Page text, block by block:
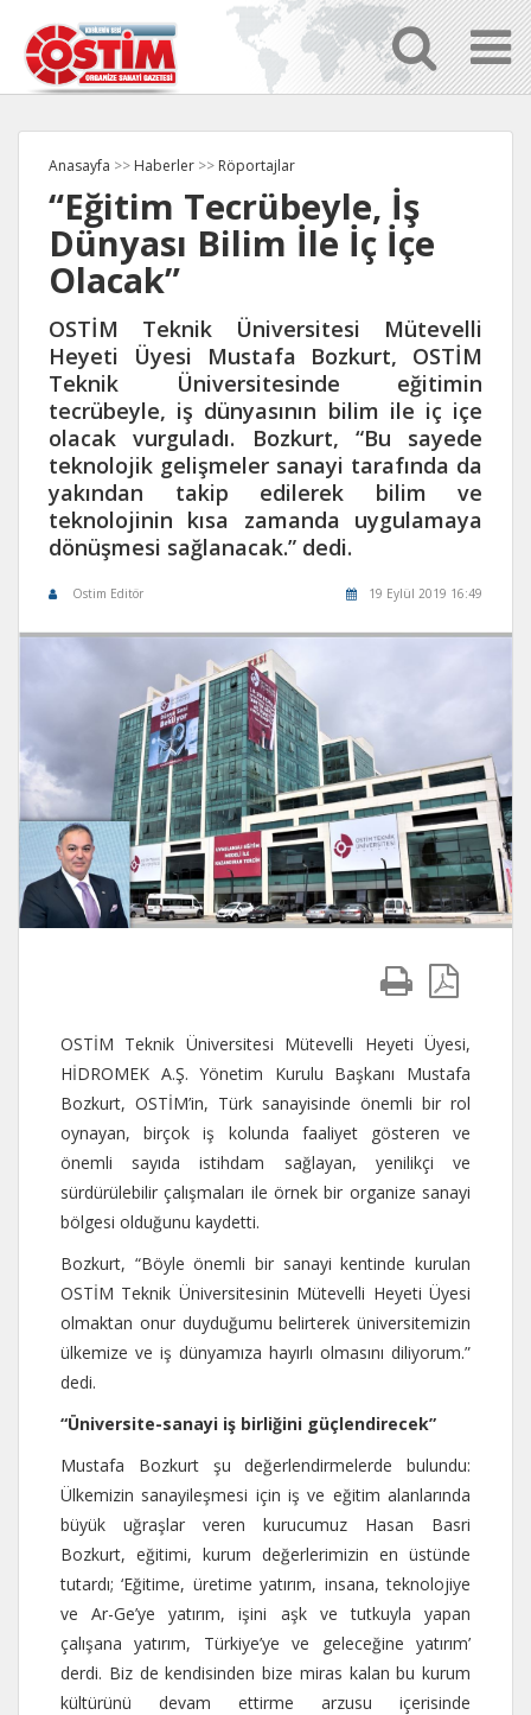
Anasayfa >> Haberler >> Röportajlar
“Eğitim Tecrübeyle, İş
Dünyası Bilim İle İç İçe
Olacak”
OSTİM Teknik Üniversitesi Mütevelli
Heyeti Üyesi Mustafa Bozkurt, OSTİM
Teknik Üniversitesinde eğitimin
tecrübeyle, iş dünyasının bilim ile iç içe
olacak vurguladı. Bozkurt, “Bu sayede
teknolojik gelişmeler sanayi tarafında da
yakından takip edilerek bilim ve
teknolojinin kısa zamanda uygulamaya
dönüşmesi sağlanacak.” dedi.
Ostim Editör 19 Eylül 2019 16:49
OSTİM Teknik Üniversitesi Mütevelli Heyeti Üyesi,
HİDROMEK A.Ş. Yönetim Kurulu Başkanı Mustafa
Bozkurt, OSTİM’in, Türk sanayisinde önemli bir rol
oynayan, birçok iş kolunda faaliyet gösteren ve
önemli sayıda istihdam sağlayan, yenilikçi ve
sürdürülebilir çalışmaları ile örnek bir organize sanayi
bölgesi olduğunu kaydetti.
Bozkurt, “Böyle önemli bir sanayi kentinde kurulan
OSTİM Teknik Üniversitesinin Mütevelli Heyeti Üyesi
olmaktan onur duyduğumu belirterek üniversitemizin
ülkemize ve iş dünyamıza hayırlı olmasını diliyorum.”
dedi.
“Üniversite-sanayi iş birliğini güçlendirecek”
Mustafa Bozkurt şu değerlendirmelerde bulundu:
Ülkemizin sanayileşmesi için iş ve eğitim alanlarında
büyük uğraşlar veren kurucumuz Hasan Basri
Bozkurt, eğitimi, kurum değerlerimizin en üstünde
tutardı; ‘Eğitime, üretime yatırım, insana, teknolojiye
ve Ar-Ge’ye yatırım, işini aşk ve tutkuyla yapan
çalışana yatırım, Türkiye’ye ve geleceğine yatırım’
derdi. Biz de kendisinden bize miras kalan bu kurum
kültürünü devam ettirme arzusu içerisinde